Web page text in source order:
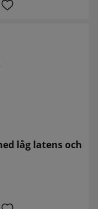
låg latens och